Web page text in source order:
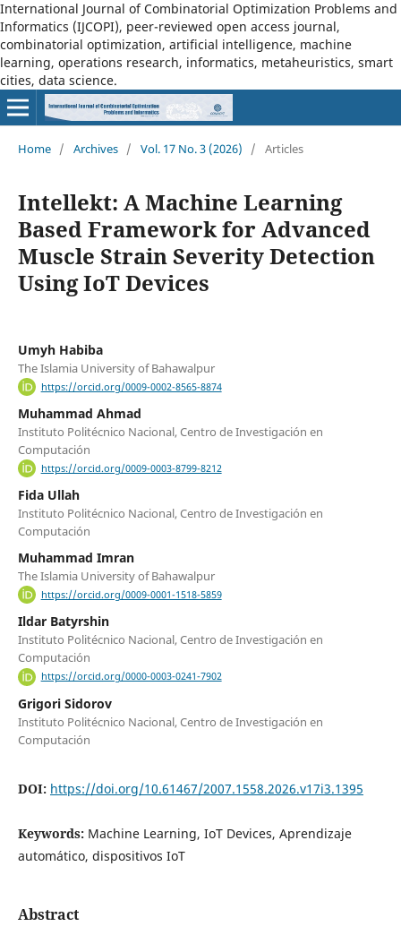
International Journal of Combinatorial Optimization Problems and
Informatics (IJCOPI), peer-reviewed open access journal,
combinatorial optimization, artificial intelligence, machine
learning, operations research, informatics, metaheuristics, smart
cities, data science.
Home / Archives / Vol. 17 No. 3 (2026) / Articles
Intellekt: A Machine Learning
Based Framework for Advanced
Muscle Strain Severity Detection
Using IoT Devices
Umyh Habiba
The Islamia University of Bahawalpur
https://orcid.org/0009-0002-8565-8874
Muhammad Ahmad
Instituto Politécnico Nacional, Centro de Investigación en
Computación
https://orcid.org/0009-0003-8799-8212
Fida Ullah
Instituto Politécnico Nacional, Centro de Investigación en
Computación
Muhammad Imran
The Islamia University of Bahawalpur
https://orcid.org/0009-0001-1518-5859
Ildar Batyrshin
Instituto Politécnico Nacional, Centro de Investigación en
Computación
https://orcid.org/0000-0003-0241-7902
Grigori Sidorov
Instituto Politécnico Nacional, Centro de Investigación en
Computación
DOI: https://doi.org/10.61467/2007.1558.2026.v17i3.1395
Keywords: Machine Learning, IoT Devices, Aprendizaje
automático, dispositivos IoT
Abstract